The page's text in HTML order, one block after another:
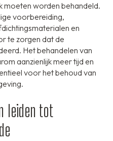
moeten worden behandeld.
voorbereiding,
en
te zorgen dat de
Het behandelen van
aanzienlijk meer tijd en
voor het behoud van
leiden tot